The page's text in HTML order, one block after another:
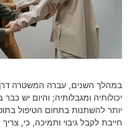
במהלך השנים, עברה המשטרה
יכולותיה ומגבלותיה; והיום יש
יותר להשתנות בתחום הטיפול
חייבת לקבל גיבוי ותמיכה, כי, צריך